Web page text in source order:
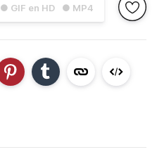
● GIF en HD ● MP4